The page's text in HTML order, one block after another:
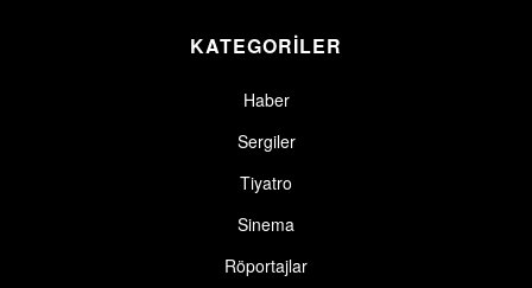
KATEGORİLER
Haber
Sergiler
Tiyatro
Sinema
Röportajlar